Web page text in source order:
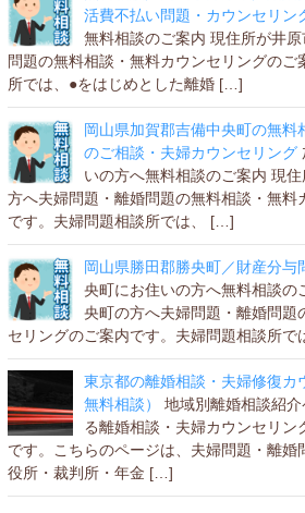
活費不払い問題・カウンセリン
無料相談のご案内 現住所が井
問題の無料相談・無料カウンセリングのご
所では、●をはじめとした離婚 […]
岡山県加賀郡吉備中央町の無料
のご相談・夫婦カウンセリング
いの方へ無料相談のご案内 現
方へ夫婦問題・離婚問題の無料相談・無料
です。夫婦問題相談所では、 […]
岡山県勝田郡勝央町／財産分与
央町にお住いの方へ無料相談の
央町の方へ夫婦問題・離婚問題
セリングのご案内です。夫婦問題相談所
東京都の離婚相談・夫婦修復カ
無料相談）
地域別離婚相談紹
る離婚相談・夫婦カウンセリン
です。こちらのページは、夫婦問題・離婚
役所・裁判所・年金 […]